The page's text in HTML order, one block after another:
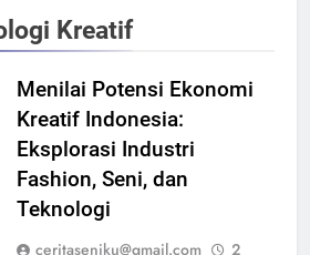
Kreatif
Menilai Potensi Ekonomi
Kreatif Indonesia:
Eksplorasi Industri
Fashion, Seni, dan
Teknologi
ceritaseniku@gmail.com
2